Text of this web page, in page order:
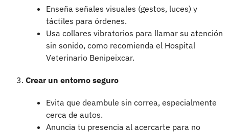
Enseña señales visuales (gestos, luces) y
táctiles para órdenes.
Usa collares vibratorios para llamar su atención
sin sonido, como recomienda el Hospital
Veterinario Benipeixcar.
Crear un entorno seguro
Evita que deambule sin correa, especialmente
cerca de autos.
Anuncia tu presencia al acercarte para no